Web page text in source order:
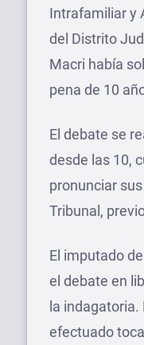
Intrafamiliar y
del Distrito
Macri había
pena de 10
El debate se
desde las 10,
pronunciar
Tribunal,
El imputado
el debate en
la indagatoria.
efectuado